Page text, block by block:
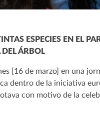
ESPECIES EN EL
ÁRBOL
[16 de marzo] en una
dentro de la iniciativa
con motivo de la